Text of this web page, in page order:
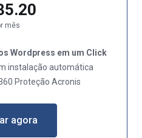
mês
Wordpress em um Click
instalação automática
Proteção Acronis
agora